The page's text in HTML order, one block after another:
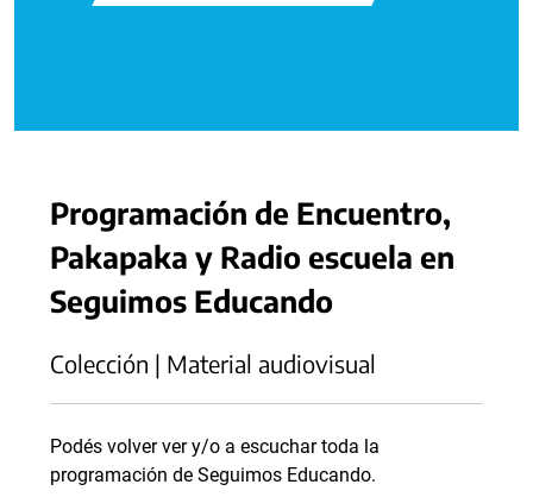
Programación de Encuentro,
Pakapaka y Radio escuela en
Seguimos Educando
Colección | Material audiovisual
Podés volver ver y/o a escuchar toda la
programación de Seguimos Educando.